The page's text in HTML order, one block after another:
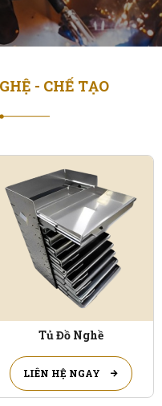
- CHẾ TẠO
Tủ Đồ Nghề
LIÊN HỆ NGAY